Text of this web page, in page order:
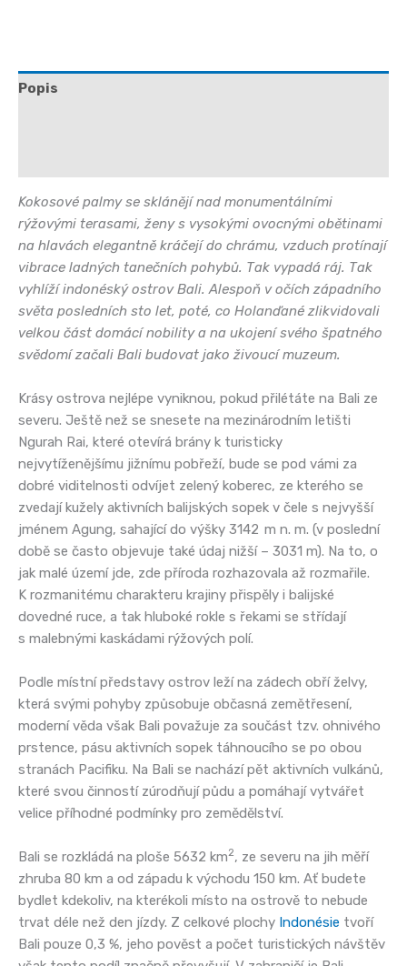
Popis
Kokosové palmy se sklánějí nad monumentálními
rýžovými terasami, ženy s vysokými ovocnými obětinami
na hlavách elegantně kráčejí do chrámu, vzduch protínají
vibrace ladných tanečních pohybů. Tak vypadá ráj. Tak
vyhlíží indonéský ostrov Bali. Alespoň v očích západního
světa posledních sto let, poté, co Holanďané zlikvidovali
velkou část domácí nobility a na ukojení svého špatného
svědomí začali Bali budovat jako živoucí muzeum.
Krásy ostrova nejlépe vyniknou, pokud přilétáte na Bali ze
severu. Ještě než se snesete na mezinárodním letišti
Ngurah Rai, které otevírá brány k turisticky
nejvytíženějšímu jižnímu pobřeží, bude se pod vámi za
dobré viditelnosti odvíjet zelený koberec, ze kterého se
zvedají kužely aktivních balijských sopek v čele s nejvyšší
jménem Agung, sahající do výšky 3142 m n. m. (v poslední
době se často objevuje také údaj nižší – 3031 m). Na to, o
jak malé území jde, zde příroda rozhazovala až rozmařile.
K rozmanitému charakteru krajiny přispěly i balijské
dovedné ruce, a tak hluboké rokle s řekami se střídají
s malebnými kaskádami rýžových polí.
Podle místní představy ostrov leží na zádech obří želvy,
která svými pohyby způsobuje občasná zemětřesení,
moderní věda však Bali považuje za součást tzv. ohnivého
prstence, pásu aktivních sopek táhnoucího se po obou
stranách Pacifiku. Na Bali se nachází pět aktivních vulkánů,
které svou činností zúrodňují půdu a pomáhají vytvářet
velice příhodné podmínky pro zemědělství.
Bali se rozkládá na ploše 5632 km2, ze severu na jih měří
zhruba 80 km a od západu k východu 150 km. Ať budete
bydlet kdekoliv, na kterékoli místo na ostrově to nebude
trvat déle než den jízdy. Z celkové plochy Indonésie tvoří
Bali pouze 0,3 %, jeho pověst a počet turistických návštěv